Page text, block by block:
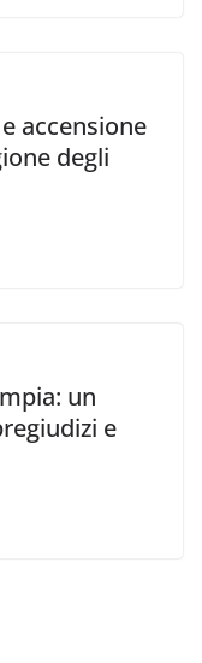
accensione
degli
un
e